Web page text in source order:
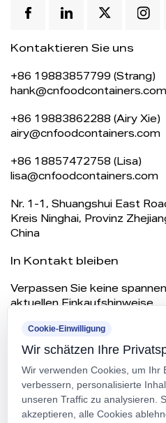
Kontaktieren Sie uns
+86 19883857799 (Strang)
hank@cnfoodcontainers.com
+86 19883862288 (Airy Xie)
airy@cnfoodcontainers.com
+86 18857472758 (Lisa)
lisa@cnfoodcontainers.com
Nr. 1-1, Shuangshui East
Kreis Ninghai, Provinz
China
In Kontakt bleiben
Verpassen Sie keine
aktuellen Einkaufshinweise.
Cookie-Einwilligung
Wir schätzen Ihre
Wir verwenden Cookies, um Ihr
verbessern, personalisierte
unseren Traffic zu analysieren.
akzeptieren, alle Cookies